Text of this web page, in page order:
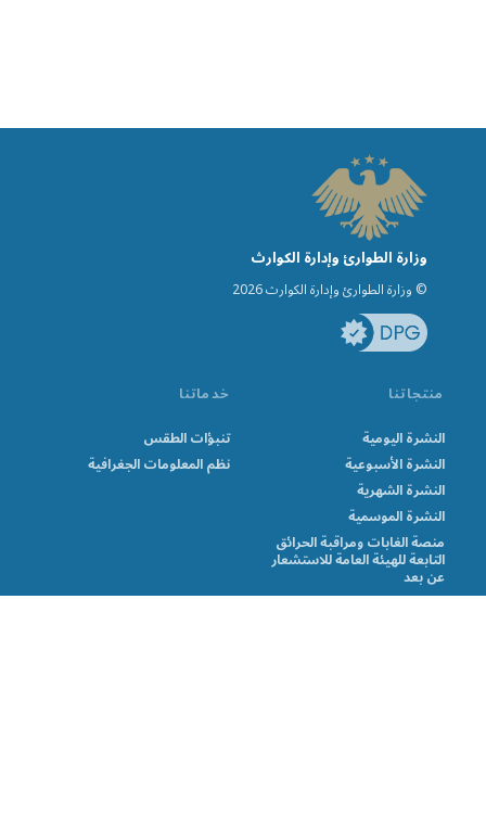
وزارة الطوارئ وإدارة الكوارث
© وزارة الطوارئ وإدارة الكوارث 2026
منتجاتنا
النشرة اليومية
النشرة الأسبوعية
النشرة الشهرية
النشرة الموسمية
منصة الغابات ومراقبة الحرائق
التابعة للهيئة العامة للاستشعار
عن بعد
الاشعارات الملاحية
خدماتنا
تنبؤات الطقس
نظم المعلومات الجغرافية